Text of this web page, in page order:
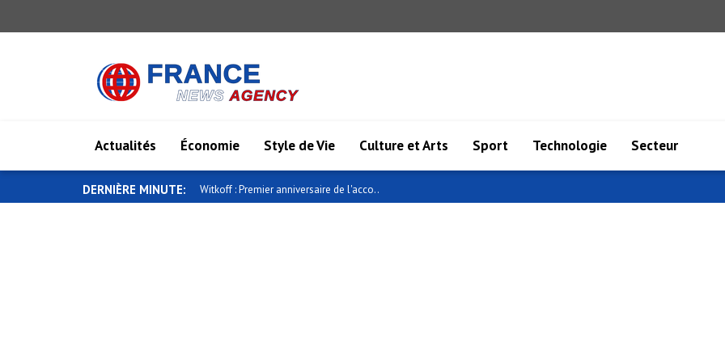
Actualités Économie Style de Vie Culture et Arts Sport Technologie Secteur
DERNIÈRE MINUTE: Witkoff : Premier anniversaire de l'acco..